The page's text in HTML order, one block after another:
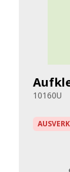
10160U